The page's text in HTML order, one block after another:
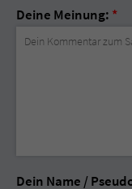
Deine Meinung: *
Dein Name /